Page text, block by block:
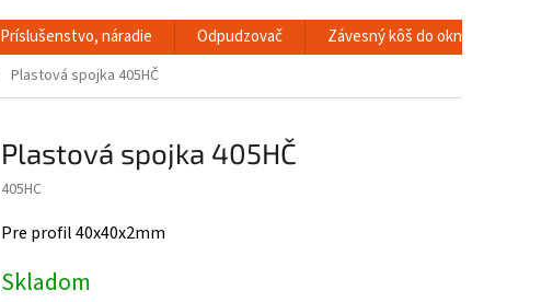
Príslušenstvo, náradie Odpudzovač Závesný kôš do okna
Plastová spojka 405HČ
Plastová spojka 405HČ
405HC
Pre profil 40x40x2mm
Skladom